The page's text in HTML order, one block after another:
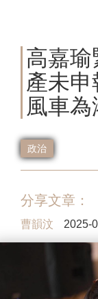
高嘉
產未
風車
政治
分享文章：
曹韻汶 2025-